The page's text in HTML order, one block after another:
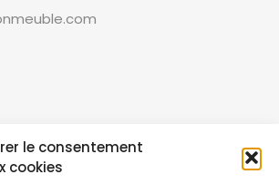
le consentement
cookies
sur les réseaux